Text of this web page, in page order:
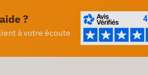
?
à votre écoute